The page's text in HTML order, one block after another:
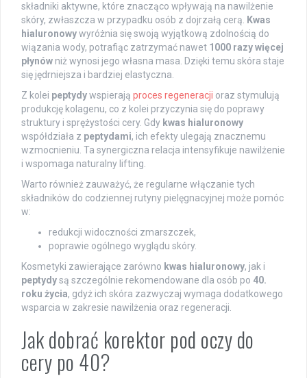
składniki aktywne, które znacząco wpływają na nawilżenie
skóry, zwłaszcza w przypadku osób z dojrzałą cerą. Kwas
hialuronowywyróżnia się swoją wyjątkową zdolnością do
wiązania wody, potrafiąc zatrzymać nawet 1000 razy więcej
płynów niż wynosi jego własna masa. Dzięki temu skóra staje
się jędrniejsza i bardziej elastyczna.
Z kolei peptydywspierają proces regeneracji oraz stymulują
produkcję kolagenu, co z kolei przyczynia się do poprawy
struktury i sprężystości cery. Gdy kwas hialuronowy
współdziała z peptydami, ich efekty ulegają znacznemu
wzmocnieniu. Ta synergiczna relacja intensyfikuje nawilżenie
i wspomaga naturalny lifting.
Warto również zauważyć, że regularne włączanie tych
składników do codziennej rutyny pielęgnacyjnej może pomóc
w:
redukcji widoczności zmarszczek,
poprawie ogólnego wyglądu skóry.
Kosmetyki zawierające zarówno kwas hialuronowy, jak i
peptydysą szczególnie rekomendowane dla osób po 40.
roku życia, gdyż ich skóra zazwyczaj wymaga dodatkowego
wsparcia w zakresie nawilżenia oraz regeneracji.
Jak dobrać korektor pod oczy do
cery po 40?